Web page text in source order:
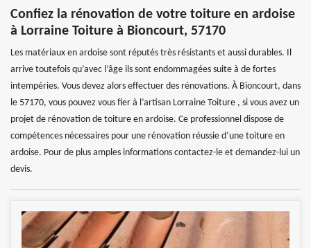
Confiez la rénovation de votre toiture en ardoise
à Lorraine Toiture à Bioncourt, 57170
Les matériaux en ardoise sont réputés très résistants et aussi durables. Il
arrive toutefois qu’avec l’âge ils sont endommagées suite à de fortes
intempéries. Vous devez alors effectuer des rénovations. À Bioncourt, dans
le 57170, vous pouvez vous fier à l’artisan Lorraine Toiture , si vous avez un
projet de rénovation de toiture en ardoise. Ce professionnel dispose de
compétences nécessaires pour une rénovation réussie d’une toiture en
ardoise. Pour de plus amples informations contactez-le et demandez-lui un
devis.